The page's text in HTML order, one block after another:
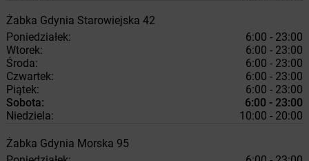
Żabka Gdynia Starowiejska 42
Poniedziałek:
6:00 - 23:00
Wtorek:
6:00 - 23:00
Środa:
6:00 - 23:00
Czwartek:
6:00 - 23:00
Piątek:
6:00 - 23:00
Sobota:
6:00 - 23:00
Niedziela:
10:00 - 20:00
Żabka Gdynia Morska 95